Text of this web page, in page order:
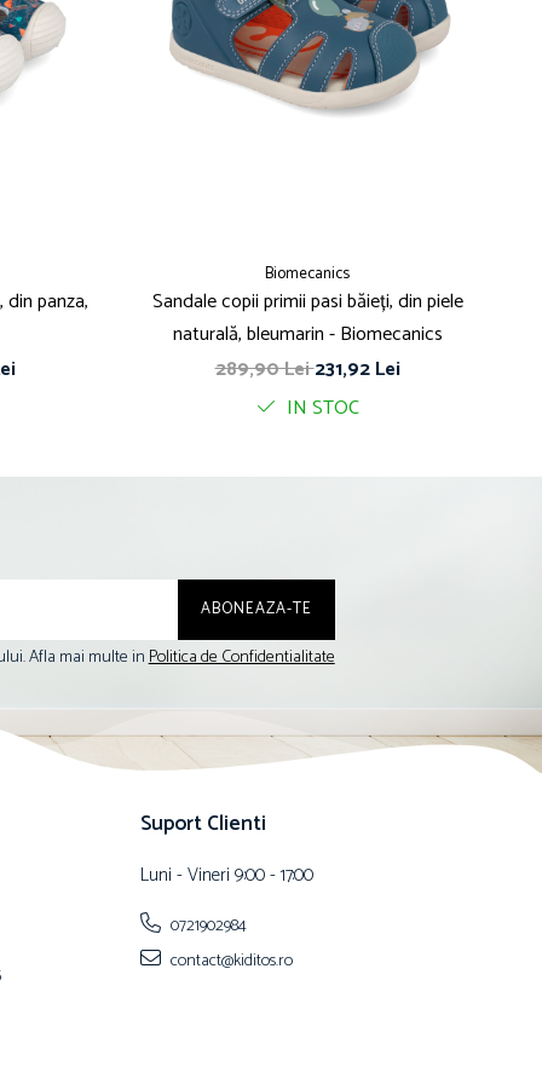
panza,
Biomecanics
Sandale copii primii pasi băieți, din piele
naturală, bleumarin - Biomecanics
289,90 Lei231,92 Lei
IN STOC
Afla mai multe inPolitica de Confidentialitate
Suport Clienti
Luni - Vineri 9:00 - 17:00
0721902984
contact@kiditos.ro